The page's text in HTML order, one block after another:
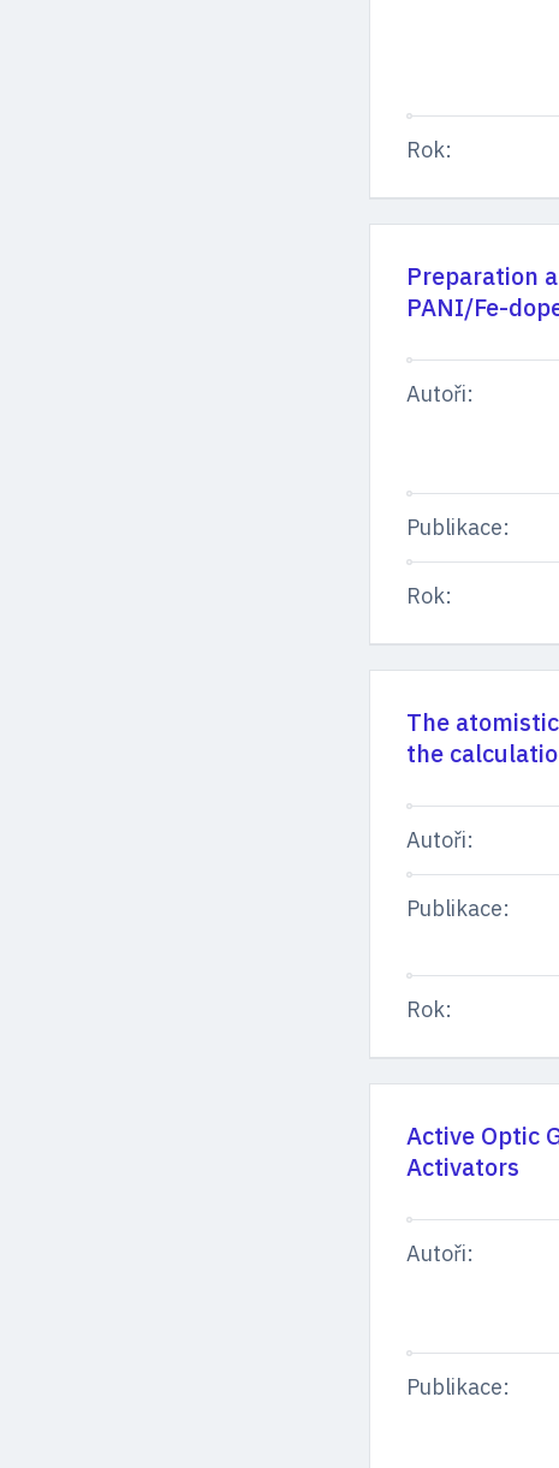
Rok:
Preparation
PANI/Fe-
Autoři:
Publikace:
Rok:
The
the
Autoři:
Publikace:
Rok:
Active Optic
Activators
Autoři:
Publikace: